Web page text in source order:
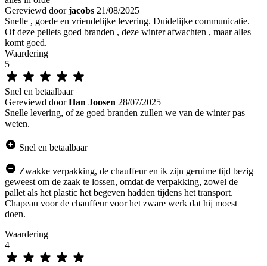
Gereviewd door jacobs 21/08/2025
Snelle , goede en vriendelijke levering. Duidelijke communicatie.
Of deze pellets goed branden , deze winter afwachten , maar alles
komt goed.
Waardering
5
Snel en betaalbaar
Gereviewd door Han Joosen 28/07/2025
Snelle levering, of ze goed branden zullen we van de winter pas
weten.
Snel en betaalbaar
Zwakke verpakking, de chauffeur en ik zijn geruime tijd bezig
geweest om de zaak te lossen, omdat de verpakking, zowel de
pallet als het plastic het begeven hadden tijdens het transport.
Chapeau voor de chauffeur voor het zware werk dat hij moest
doen.
Waardering
4